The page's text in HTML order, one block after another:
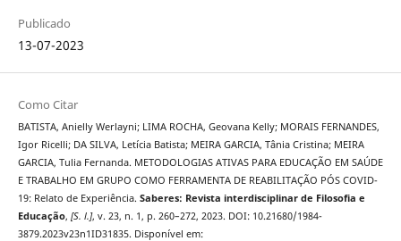
Publicado
13-07-2023
Como Citar
BATISTA, Anielly Werlayni; LIMA ROCHA, Geovana Kelly; MORAIS FERNANDES,
Igor Ricelli; DA SILVA, Letícia Batista; MEIRA GARCIA, Tânia Cristina; MEIRA
GARCIA, Tulia Fernanda. METODOLOGIAS ATIVAS PARA EDUCAÇÃO EM SAÚDE
E TRABALHO EM GRUPO COMO FERRAMENTA DE REABILITAÇÃO PÓS COVID-
19: Relato de Experiência. Saberes: Revista interdisciplinar de Filosofia e
Educação, [S. l.], v. 23, n. 1, p. 260–272, 2023. DOI: 10.21680/1984-
3879.2023v23n1ID31835. Disponível em: